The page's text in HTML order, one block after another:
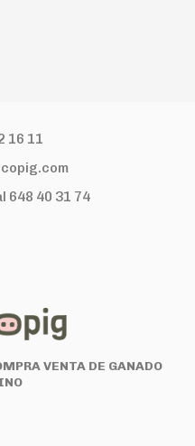
16 11
648 40 31 74
VENTA DE GANADO